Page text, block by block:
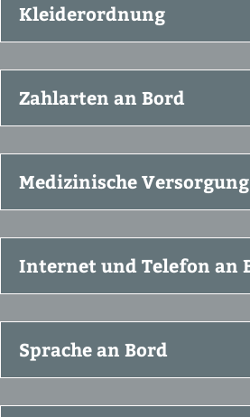
Kleiderordnung
Zahlarten an Bord
Medizinische Versorgung
Internet und Telefon an
Sprache an Bord